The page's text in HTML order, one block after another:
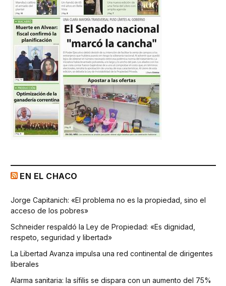
EN EL CHACO
Jorge Capitanich: «El problema no es la propiedad, sino el
acceso de los pobres»
Schneider respaldó la Ley de Propiedad: «Es dignidad,
respeto, seguridad y libertad»
La Libertad Avanza impulsa una red continental de dirigentes
liberales
Alarma sanitaria: la sífilis se dispara con un aumento del 75%